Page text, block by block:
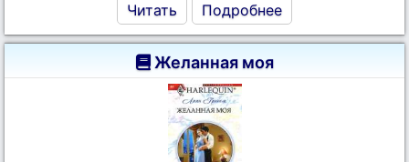
Читать Подробнее
Желанная моя